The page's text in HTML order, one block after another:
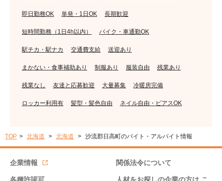
即日勤務OK 単発・1日OK 長期歓迎
短時間勤務（1日4h以内） バイク・車通勤OK
駅チカ・駅ナカ 交通費支給 送迎あり
まかない・食事補助あり 制服あり 服装自由 残業あり
残業なし 友達と応募歓迎 大量募集 冷暖房完備
ロッカー利用有 髪型・髪色自由 ネイル自由・ピアスOK
TOP 北海道 北海道 沙流郡日高町のバイト・アルバイト情報
企業情報 関係法令について
各種許認可 人材をお探しの企業の方は こ